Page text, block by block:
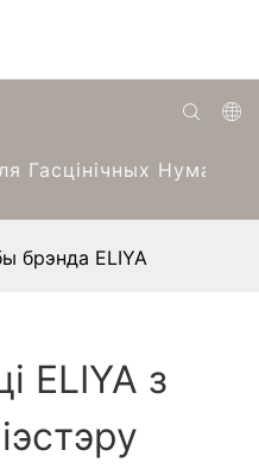
Bahasa Indonesia
Français
Гасцінічных Нумароў
брэнда ELIYA
ELIYA з